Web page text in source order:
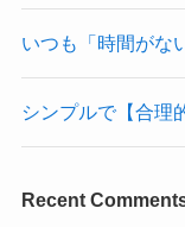
いつも「時間がな
シンプルで【合理
Recent